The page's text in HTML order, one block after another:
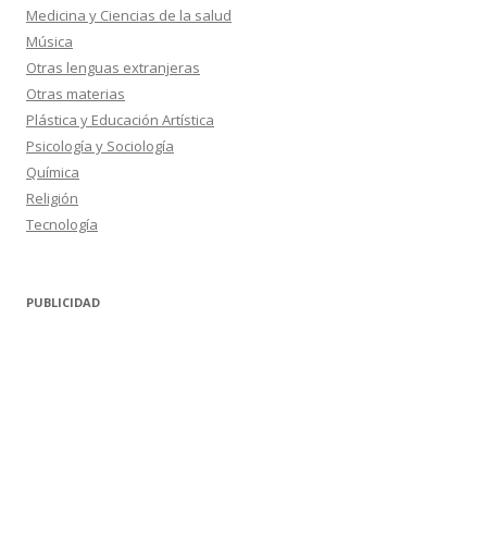
Medicina y Ciencias de la salud
Música
Otras lenguas extranjeras
Otras materias
Plástica y Educación Artística
Psicología y Sociología
Química
Religión
Tecnología
PUBLICIDAD